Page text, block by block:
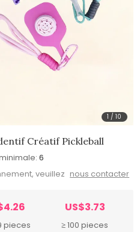
1 /10
Créatif Pickleball
6
veuillez nous contacter
pieces
US$3.73
≥ 100 pieces